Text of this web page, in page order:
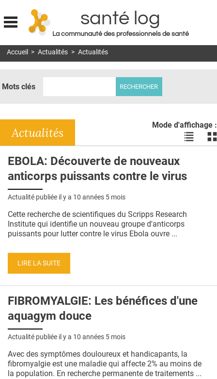
Jump to navigation
santé log
La communauté des professionnels de santé
MON COMPTE
DOSSIERS
RÉSEAUX
E-REVUE SAD
QUI SOMMES-NOUS ?
CONDITIONS GÉNÉRALES
CRÉDITS
Accueil > Actualités > Actualités
Mots clés
Mode d'affichage :
Voir
les
liste
les
Actualités
EBOLA: Découverte de nouveaux
anticorps puissants contre le virus
Actualité publiée il y a 10 années 5 mois
Cette recherche de scientifiques du Scripps Research
Institute qui identifie un nouveau groupe d'anticorps
puissants pour lutter contre le virus Ebola ouvre ...
LIRE LA SUITE
FIBROMYALGIE: Les bénéfices d'une
aquagym douce
Actualité publiée il y a 10 années 5 mois
Avec des symptômes douloureux et handicapants, la
fibromyalgie est une maladie qui affecte 2% au moins de
la population. En recherche permanente de traitements ...